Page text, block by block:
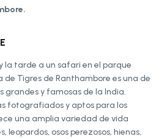
la tarde a un safari en el parque
de Tigres de Ranthambore es una de
grandes y famosas de la India.
fotografiados y aptos para los
una amplia variedad de vida
leopardos, osos perezosos, hienas,